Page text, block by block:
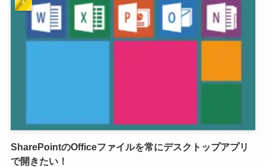
SharePointのOfficeファイルを常にデスクトップアプリ
で開きたい！